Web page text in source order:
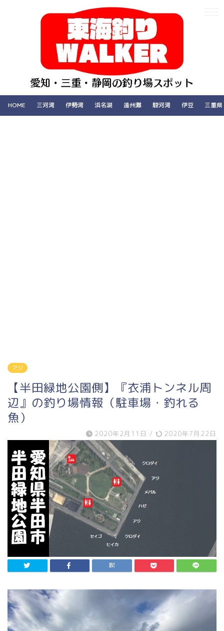
HOME 三河湾 伊勢湾 浜名湖 遠州灘 駿河湾 伊豆 三重県
アジ
【半田緑地公園側】『衣浦トンネル周
辺』の釣り場情報（駐車場・釣れる
魚）
2020年2月11日 / 2020年7月22日